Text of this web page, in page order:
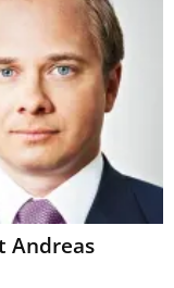
Andreas